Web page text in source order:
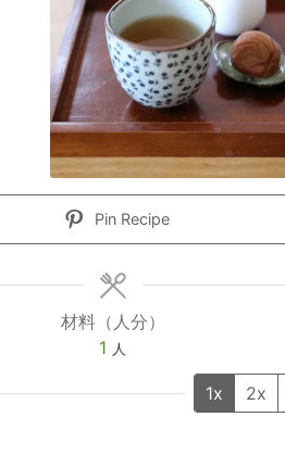
Pin Recipe
材料（人分）
1 人
1x 2x